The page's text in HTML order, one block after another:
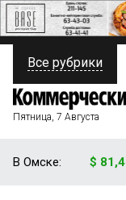
ПОЛИТИКА
ФИНАНСЫ
Все рубрики
Пятница, 7 Августа
В Омске: $